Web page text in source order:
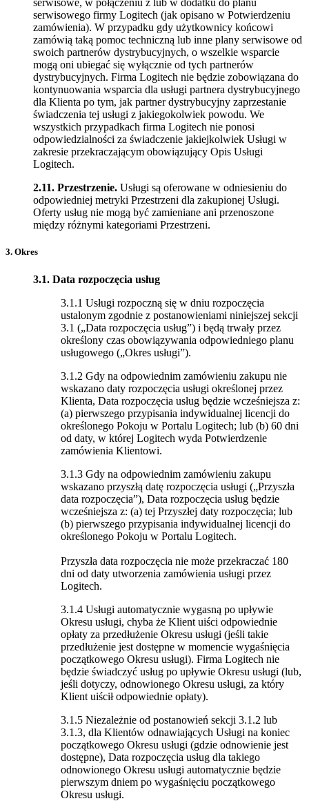
serwisowe, w połączeniu z lub w dodatku do planu
serwisowego firmy Logitech (jak opisano w Potwierdzeniu
zamówienia). W przypadku gdy użytkownicy końcowi
zamówią taką pomoc techniczną lub inne plany serwisowe od
swoich partnerów dystrybucyjnych, o wszelkie wsparcie
mogą oni ubiegać się wyłącznie od tych partnerów
dystrybucyjnych. Firma Logitech nie będzie zobowiązana do
kontynuowania wsparcia dla usługi partnera dystrybucyjnego
dla Klienta po tym, jak partner dystrybucyjny zaprzestanie
świadczenia tej usługi z jakiegokolwiek powodu. We
wszystkich przypadkach firma Logitech nie ponosi
odpowiedzialności za świadczenie jakiejkolwiek Usługi w
zakresie przekraczającym obowiązujący Opis Usługi
Logitech.
2.11. Przestrzenie. Usługi są oferowane w odniesieniu do
odpowiedniej metryki Przestrzeni dla zakupionej Usługi.
Oferty usług nie mogą być zamieniane ani przenoszone
między różnymi kategoriami Przestrzeni.
3. Okres
3.1. Data rozpoczęcia usług
3.1.1 Usługi rozpoczną się w dniu rozpoczęcia
ustalonym zgodnie z postanowieniami niniejszej sekcji
3.1 („Data rozpoczęcia usług”) i będą trwały przez
określony czas obowiązywania odpowiedniego planu
usługowego („Okres usługi”).
3.1.2 Gdy na odpowiednim zamówieniu zakupu nie
wskazano daty rozpoczęcia usługi określonej przez
Klienta, Data rozpoczęcia usług będzie wcześniejsza z:
(a) pierwszego przypisania indywidualnej licencji do
określonego Pokoju w Portalu Logitech; lub (b) 60 dni
od daty, w której Logitech wyda Potwierdzenie
zamówienia Klientowi.
3.1.3 Gdy na odpowiednim zamówieniu zakupu
wskazano przyszłą datę rozpoczęcia usługi („Przyszła
data rozpoczęcia”), Data rozpoczęcia usług będzie
wcześniejsza z: (a) tej Przyszłej daty rozpoczęcia; lub
(b) pierwszego przypisania indywidualnej licencji do
określonego Pokoju w Portalu Logitech.
Przyszła data rozpoczęcia nie może przekraczać 180
dni od daty utworzenia zamówienia usługi przez
Logitech.
3.1.4 Usługi automatycznie wygasną po upływie
Okresu usługi, chyba że Klient uiści odpowiednie
opłaty za przedłużenie Okresu usługi (jeśli takie
przedłużenie jest dostępne w momencie wygaśnięcia
początkowego Okresu usługi). Firma Logitech nie
będzie świadczyć usług po upływie Okresu usługi (lub,
jeśli dotyczy, odnowionego Okresu usługi, za który
Klient uiścił odpowiednie opłaty).
3.1.5 Niezależnie od postanowień sekcji 3.1.2 lub
3.1.3, dla Klientów odnawiających Usługi na koniec
początkowego Okresu usługi (gdzie odnowienie jest
dostępne), Data rozpoczęcia usług dla takiego
odnowionego Okresu usługi automatycznie będzie
pierwszym dniem po wygaśnięciu początkowego
Okresu usługi.